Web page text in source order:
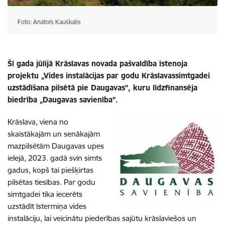
Foto: Anatols Kauškalis
Šī gada jūlijā Krāslavas novada pašvaldība īstenoja
projektu „Vides instalācijas par godu Krāslavassimtgadei
uzstādīšana pilsētā pie Daugavas”, kuru līdzfinansēja
biedrība „Daugavas savienība”.
Krāslava, viena no
skaistākajām un senākajām
mazpilsētām Daugavas upes
ielejā, 2023. gadā svin simts
gadus, kopš tai piešķirtas
pilsētas tiesības. Par godu
simtgadei tika iecerēts
uzstādīt īstermiņa vides
instalāciju, lai veicinātu piederības sajūtu krāslaviešos un